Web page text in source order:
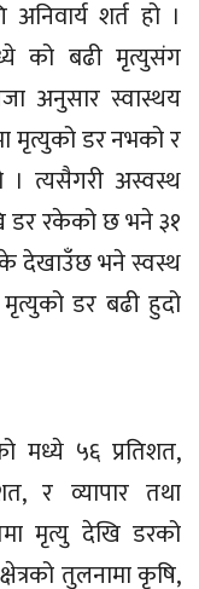
शर्त हो ।
को बढी मृत्युसंग
अनुसार स्वास्थय
मृत्युको डर नभको र
। त्यसैगरी अस्वस्थ
डर रकेको छ भने ३१
के देखाउँछ भने स्वस्थ
डर बढी हुदो
मध्ये ५६ प्रतिशत,
र व्यापार तथा
मृत्यु देखि डरको
तुलनामा कृषि,